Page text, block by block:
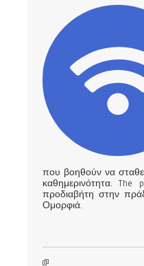
που βοηθούν να
καθημερινότητα. The
προδιαβήτη στην
Ομορφιά.